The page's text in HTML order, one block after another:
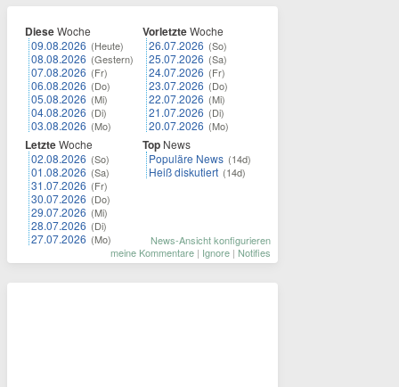
DieseWoche
09.08.2026 (Heute)
08.08.2026 (Gestern)
07.08.2026 (Fr)
06.08.2026 (Do)
05.08.2026 (Mi)
04.08.2026 (Di)
03.08.2026 (Mo)
LetzteWoche
02.08.2026 (So)
01.08.2026 (Sa)
31.07.2026 (Fr)
30.07.2026 (Do)
29.07.2026 (Mi)
28.07.2026 (Di)
27.07.2026 (Mo)
VorletzteWoche
26.07.2026 (So)
25.07.2026 (Sa)
24.07.2026 (Fr)
23.07.2026 (Do)
22.07.2026 (Mi)
21.07.2026 (Di)
20.07.2026 (Mo)
Top News
Populäre News (14d)
Heiß diskutiert (14d)
News-Ansicht konfigurieren
meine Kommentare | Ignore | Notifies